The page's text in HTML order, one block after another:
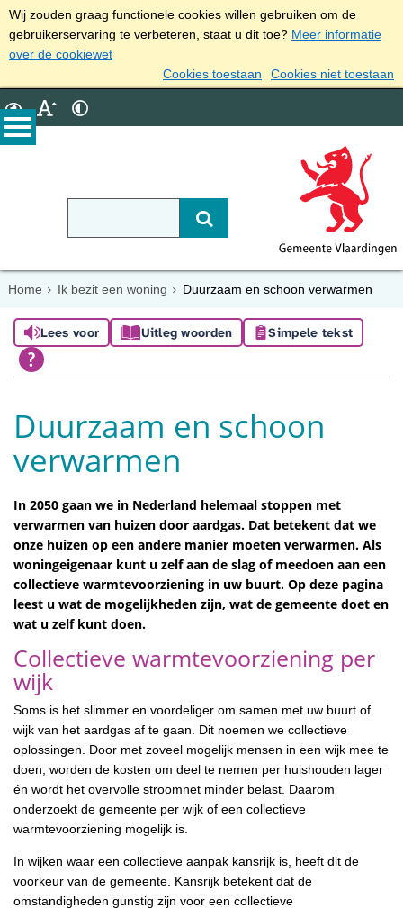
Wij zouden graag functionele cookies willen gebruiken om de
gebruikerservaring te verbeteren, staat u dit toe? Meer informatie
over de cookiewet
Cookies toestaan
Cookies niet toestaan
Home Ik bezit een woning Duurzaam en schoon verwarmen
Lees voor Uitleg woorden Simpele tekst
Duurzaam en schoon
verwarmen
In 2050 gaan we in Nederland helemaal stoppen met
verwarmen van huizen door aardgas. Dat betekent dat we
onze huizen op een andere manier moeten verwarmen. Als
woningeigenaar kunt u zelf aan de slag of meedoen aan een
collectieve warmtevoorziening in uw buurt. Op deze pagina
leest u wat de mogelijkheden zijn, wat de gemeente doet en
wat u zelf kunt doen.
Collectieve warmtevoorziening per
wijk
Soms is het slimmer en voordeliger om samen met uw buurt of
wijk van het aardgas af te gaan. Dit noemen we collectieve
oplossingen. Door met zoveel mogelijk mensen in een wijk mee te
doen, worden de kosten om deel te nemen per huishouden lager
én wordt het overvolle stroomnet minder belast. Daarom
onderzoekt de gemeente per wijk of een collectieve
warmtevoorziening mogelijk is.
In wijken waar een collectieve aanpak kansrijk is, heeft dit de
voorkeur van de gemeente. Kansrijk betekent dat de
omstandigheden gunstig zijn voor een collectieve